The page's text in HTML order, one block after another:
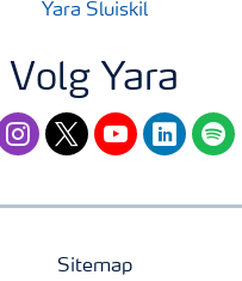
Yara Sluiskil
Volg Yara
twitteryoutubelinkedinspotify
Sitemap